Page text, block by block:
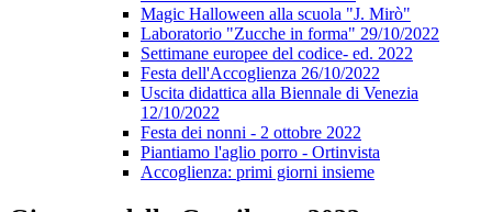
Magic Halloween alla scuola "J. Mirò"
Laboratorio "Zucche in forma" 29/10/2022
Settimane europee del codice- ed. 2022
Festa dell'Accoglienza 26/10/2022
Uscita didattica alla Biennale di Venezia
12/10/2022
Festa dei nonni - 2 ottobre 2022
Piantiamo l'aglio porro - Ortinvista
Accoglienza: primi giorni insieme